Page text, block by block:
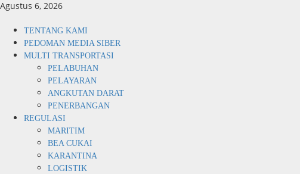
Skip
content
Agustus 6, 2026
Primary
Menu
TENTANG KAMI
PEDOMAN MEDIA SIBER
MULTI TRANSPORTASI
PELABUHAN
PELAYARAN
ANGKUTAN DARAT
PENERBANGAN
REGULASI
MARITIM
BEA CUKAI
KARANTINA
LOGISTIK